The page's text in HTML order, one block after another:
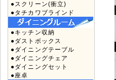
●スクリーン(衝立)
●タチカワブラインド
●キッチン収納
●ダストボックス
●ダイニングテーブル
●ダイニングチェア
●ダイニングセット
●座卓